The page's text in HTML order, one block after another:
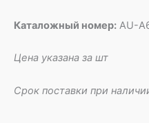
Каталожный номер: AU-
Цена указана за шт
Срок поставки при